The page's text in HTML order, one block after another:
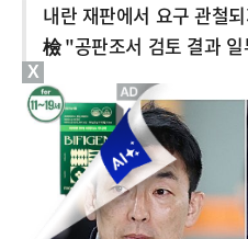
내란 재판에서 요구 관철
檢 "공판조서 검토 결과
X